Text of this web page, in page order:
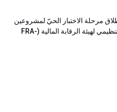
مرحلة الاختبار الحيّ لمشروعين
في المختبر التنظيمي لهيئة الرقابة المالية (FRA-